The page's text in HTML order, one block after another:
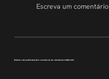
Escreva um comentário
Conheça como podemos apoiar a execução da sua comunicação institucional